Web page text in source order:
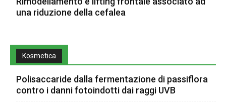
una riduzione della cefalea
Kosmetica
Polisaccaride dalla fermentazione di passiflora
contro i danni fotoindotti dai raggi UVB